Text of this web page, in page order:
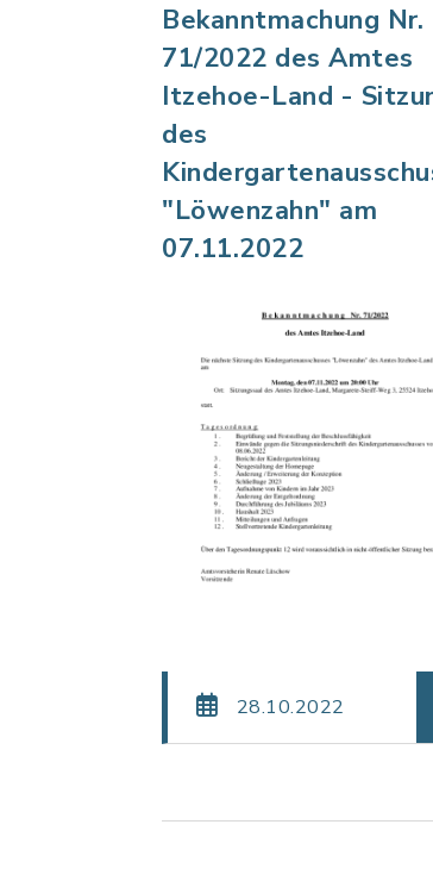
Bekanntmachung Nr.
71/2022 des Amtes
Itzehoe-Land -
des
"Löwenzahn" am
07.11.2022
28.10.2022